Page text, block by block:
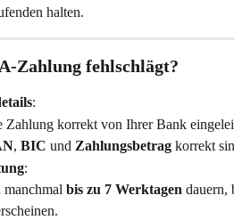
halten.
Zahlung fehlschlägt?
:
Zahlung korrekt von Ihrer Bank
, BIC und Zahlungsbetrag korrekt
:
bis zu 7 Werktagen dauern,